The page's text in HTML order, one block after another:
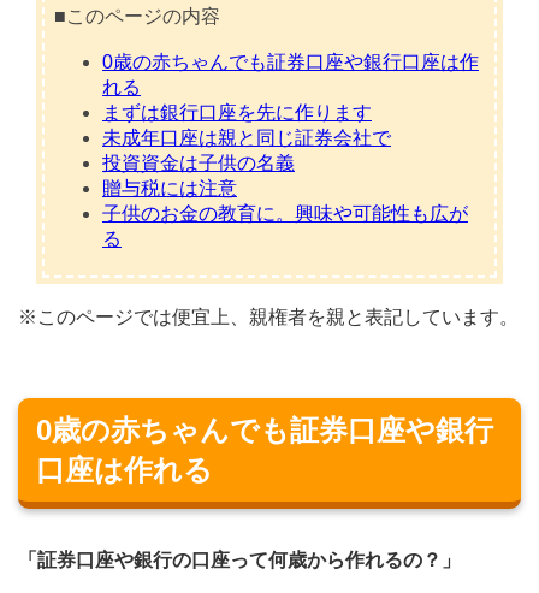
■このページの内容
0歳の赤ちゃんでも証券口座や銀行口座は作
れる
まずは銀行口座を先に作ります
未成年口座は親と同じ証券会社で
投資資金は子供の名義
贈与税には注意
子供のお金の教育に。興味や可能性も広が
る
※このページでは便宜上、親権者を親と表記しています。
0歳の赤ちゃんでも証券口座や銀行
口座は作れる
「証券口座や銀行の口座って何歳から作れるの？」